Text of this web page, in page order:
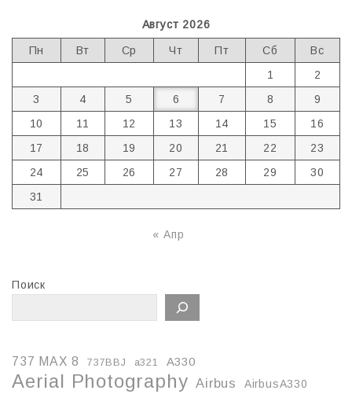
Август 2026
Пн Вт Ср Чт Пт Сб
Вс
1
2
3
4 5 6 7 8
9
10
11 12 13 14 15
16
17
18 19 20 21 22
23
24
25 26 27 28 29
30
31
« Апр
Поиск
737 MAX 8 737BBJ a321 A330
Aerial Photography Airbus
AirbusA330